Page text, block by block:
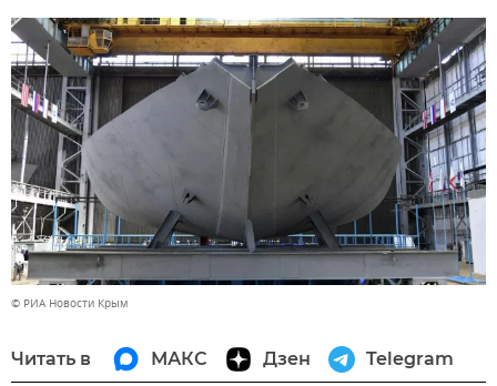
© РИА Новости Крым
Читать в МАКС Дзен Telegram